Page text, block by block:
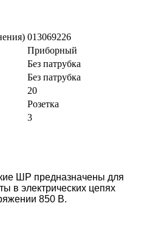
013069226
Приборный
Без патрубка
Без патрубка
20
Розетка
3
ШР предназначены для
в электрических цепях
850 В.